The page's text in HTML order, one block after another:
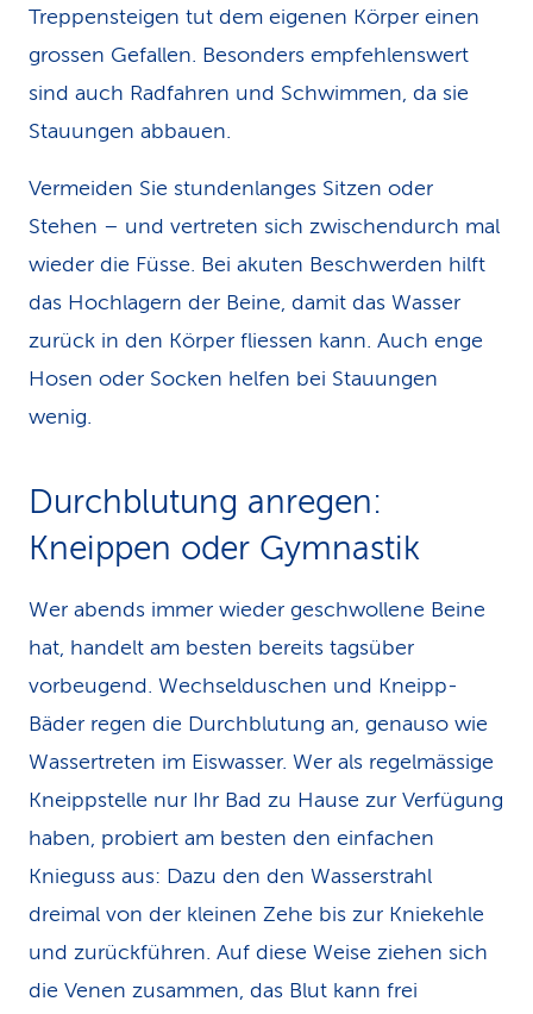
Treppensteigen tut dem eigenen Körper einen
grossen Gefallen. Besonders empfehlenswert
sind auch Radfahren und Schwimmen, da sie
Stauungen abbauen.
Vermeiden Sie stundenlanges Sitzen oder
Stehen – und vertreten sich zwischendurch mal
wieder die Füsse. Bei akuten Beschwerden hilft
das Hochlagern der Beine, damit das Wasser
zurück in den Körper fliessen kann. Auch enge
Hosen oder Socken helfen bei Stauungen
wenig.
Durchblutung anregen:
Kneippen oder Gymnastik
Wer abends immer wieder geschwollene Beine
hat, handelt am besten bereits tagsüber
vorbeugend. Wechselduschen und Kneipp-
Bäder regen die Durchblu­tung an, genauso wie
Wassertreten im Eiswasser. Wer als regelmässige
Kneippstelle nur Ihr Bad zu Hause zur Verfügung
haben, probiert am besten den einfachen
Knieguss aus: Dazu den den Wasserstrahl
dreimal von der kleinen Zehe bis zur Kniekehle
und zurückführen. Auf diese Weise ziehen sich
die Venen zusammen, das Blut kann frei